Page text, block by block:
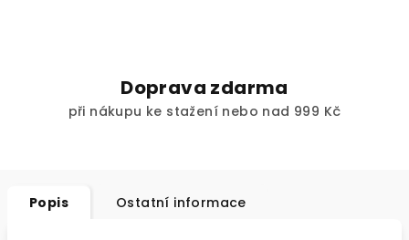
Doprava zdarma
při nákupu ke stažení nebo nad 999 Kč
Popis Ostatní informace